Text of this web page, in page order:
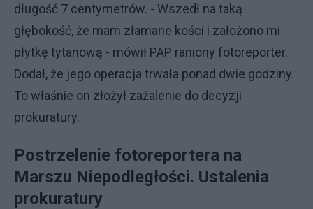
długość 7 centymetrów. - Wszedł na taką
głębokość, że mam złamane kości i założono mi
płytkę tytanową - mówił PAP raniony fotoreporter.
Dodał, że jego operacja trwała ponad dwie godziny.
To właśnie on złożył zażalenie do decyzji
prokuratury.
Postrzelenie fotoreportera na
Marszu Niepodległości. Ustalenia
prokuratury